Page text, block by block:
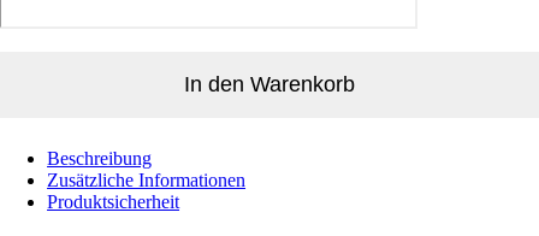
In den Warenkorb
Beschreibung
Zusätzliche Informationen
Produktsicherheit